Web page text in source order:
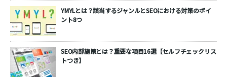
YMYLとは？該当するジャンルとSEOにおける対策のポイ
ント8つ
SEO内部施策とは？重要な項目16選【セルフチェックリス
トつき】